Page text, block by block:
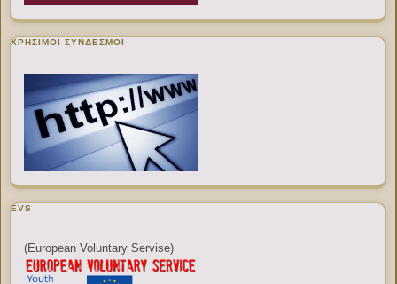
ΧΡΉΣΙΜΟΙ ΣΎΝΔΕΣΜΟΙ
EVS
(European Voluntary Servise)